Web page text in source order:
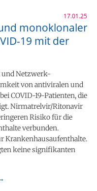
17.01.25
monoklonaler
19 mit der
und Netzwerk-
von antiviralen und
COVID-19-Patienten, die
Nirmatrelvir/Ritonavir
Risiko für die
verbunden.
Krankenhausaufenthalte.
keine signifikanten